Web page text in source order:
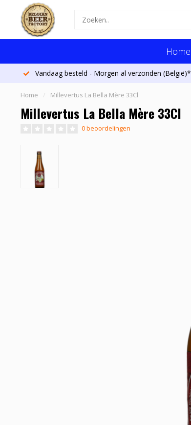
Home
Vandaag besteld - Morgen al verzonden (België)*
Home / Millevertus La Bella Mère 33Cl
Millevertus La Bella Mère 33Cl
0 beoordelingen